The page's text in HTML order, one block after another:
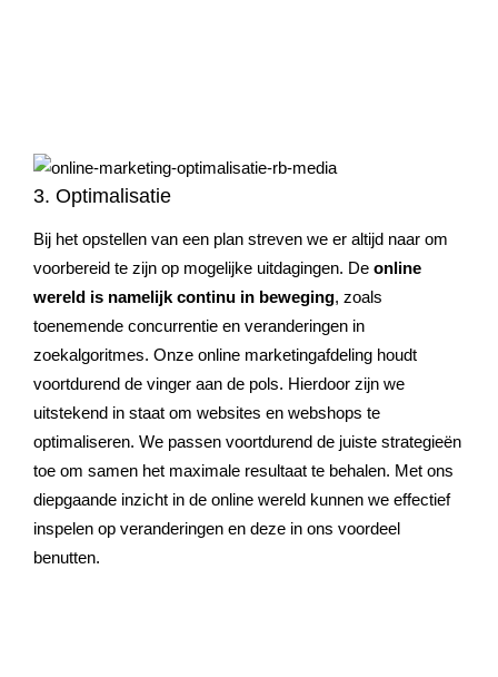
3. Optimalisatie
Bij het opstellen van een plan streven we er altijd naar om
voorbereid te zijn op mogelijke uitdagingen. De online
wereld is namelijk continu in beweging, zoals
toenemende concurrentie en veranderingen in
zoekalgoritmes. Onze online marketingafdeling houdt
voortdurend de vinger aan de pols. Hierdoor zijn we
uitstekend in staat om websites en webshops te
optimaliseren. We passen voortdurend de juiste strategieën
toe om samen het maximale resultaat te behalen. Met ons
diepgaande inzicht in de online wereld kunnen we effectief
inspelen op veranderingen en deze in ons voordeel
benutten.